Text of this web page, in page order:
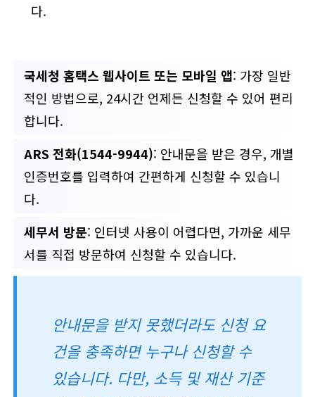
다.
국세청 홈택스 웹사이트 또는 모바일 앱: 가장 일반
적인 방법으로, 24시간 언제든 신청할 수 있어 편리
합니다.
ARS 전화(1544-9944): 안내문을 받은 경우, 개별
인증번호를 입력하여 간편하게 신청할 수 있습니
다.
세무서 방문: 인터넷 사용이 어렵다면, 가까운 세무
서를 직접 방문하여 신청할 수 있습니다.
안내문을 받지 못했더라도 신청 요
건을 충족하면 누구나 신청할 수
있습니다. 다만, 소득 및 재산 기준